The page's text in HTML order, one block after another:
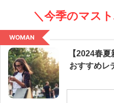
＼今季のマス
WOMAN
【2024春
おすすめレ